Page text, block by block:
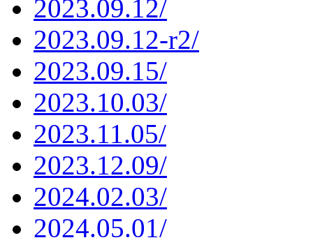
2023.09.12/
2023.09.12-r2/
2023.09.15/
2023.10.03/
2023.11.05/
2023.12.09/
2024.02.03/
2024.05.01/